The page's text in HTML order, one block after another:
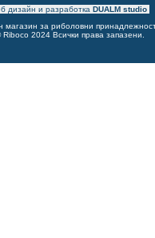
дизайн и разработка DUALM studio
за риболовни
Riboco 2024 Всички права запазени.